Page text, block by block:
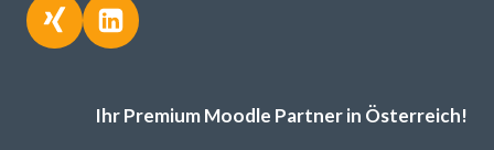
Ihr Premium Moodle Partner in Österreich!